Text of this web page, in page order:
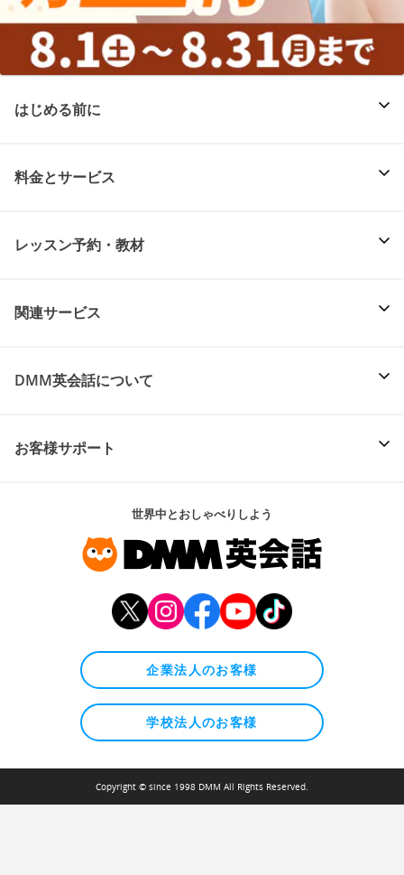
はじめる前に
料金とサービス
レッスン予約・教材
関連サービス
DMM英会話について
お客様サポート
世界中とおしゃべりしよう
企業法人のお客様
学校法人のお客様
Copyright © since 1998 DMM All Rights Reserved.